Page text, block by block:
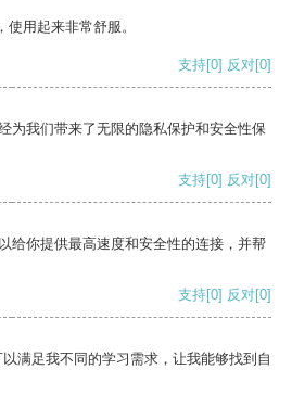
用起来非常舒服。
支持[0] 反对[0]
为我们带来了无限的隐私保护和安全性保
支持[0] 反对[0]
给你提供最高速度和安全性的连接，并帮
支持[0] 反对[0]
满足我不同的学习需求，让我能够找到自